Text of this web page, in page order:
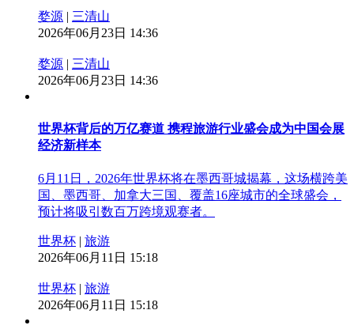
婺源 | 三清山
2026年06月23日 14:36
婺源 | 三清山
2026年06月23日 14:36
世界杯背后的万亿赛道 携程旅游行业盛会成为中国会展
经济新样本
6月11日，2026年世界杯将在墨西哥城揭幕，这场横跨美
国、墨西哥、加拿大三国、覆盖16座城市的全球盛会，
预计将吸引数百万跨境观赛者。
世界杯 | 旅游
2026年06月11日 15:18
世界杯 | 旅游
2026年06月11日 15:18